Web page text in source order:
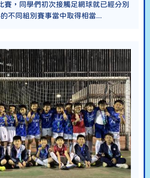
賽，同學們初次接觸足網球就已經分別
不同組別賽事當中取得相當...